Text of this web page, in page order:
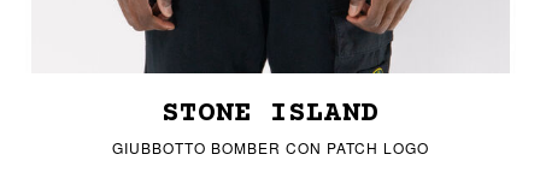
STONE ISLAND
GIUBBOTTO BOMBER CON PATCH LOGO